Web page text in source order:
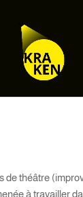
de théâtre
à travailler